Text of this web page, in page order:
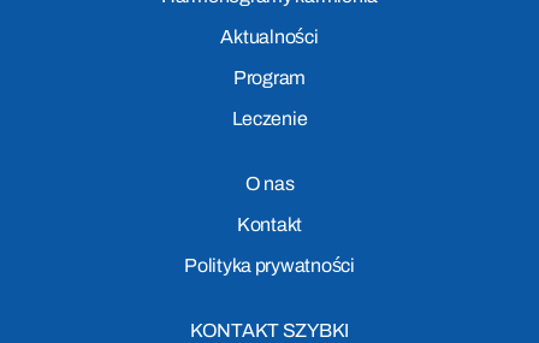
Aktualności
Program
Leczenie
O nas
Kontakt
Polityka prywatności
KONTAKT SZYBKI